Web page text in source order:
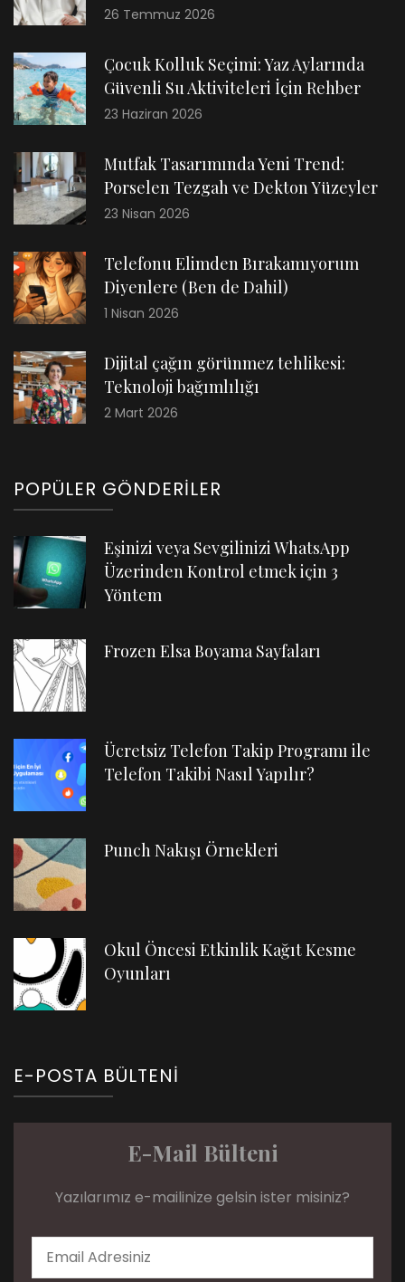
26 Temmuz 2026
Çocuk Kolluk Seçimi: Yaz Aylarında
Güvenli Su Aktiviteleri İçin Rehber
23 Haziran 2026
Mutfak Tasarımında Yeni Trend:
Porselen Tezgah ve Dekton Yüzeyler
23 Nisan 2026
Telefonu Elimden Bırakamıyorum
Diyenlere (Ben de Dahil)
1 Nisan 2026
Dijital çağın görünmez tehlikesi:
Teknoloji bağımlılığı
2 Mart 2026
POPÜLER GÖNDERILER
Eşinizi veya Sevgilinizi WhatsApp
Üzerinden Kontrol etmek için 3
Yöntem
Frozen Elsa Boyama Sayfaları
Ücretsiz Telefon Takip Programı ile
Telefon Takibi Nasıl Yapılır?
Punch Nakışı Örnekleri
Okul Öncesi Etkinlik Kağıt Kesme
Oyunları
E-POSTA BÜLTENI
E-Mail Bülteni
Yazılarımız e-mailinize gelsin ister misiniz?